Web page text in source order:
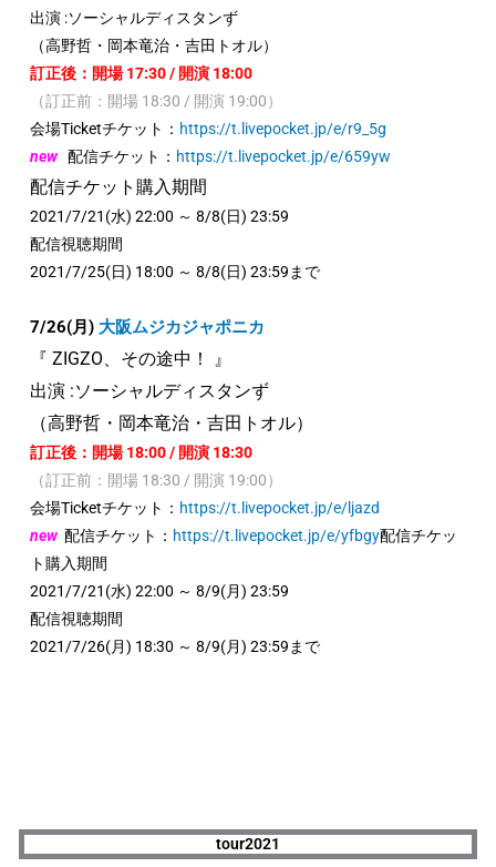
出演 :ソーシャルディスタンず
（高野哲・岡本竜治・吉田トオル）
訂正後：開場 17:30 / 開演 18:00
（訂正前：開場 18:30 / 開演 19:00）
会場Ticketチケット： https://t.livepocket.jp/e/r9_5g
new 配信チケット： https://t.livepocket.jp/e/659yw
配信チケット購入期間
2021/7/21(水) 22:00 ～ 8/8(日) 23:59
配信視聴期間
2021/7/25(日) 18:00 ～ 8/8(日) 23:59まで
7/26(月) 大阪ムジカジャポニカ
『 ZIGZO、その途中！ 』
出演 :ソーシャルディスタンず
（高野哲・岡本竜治・吉田トオル）
訂正後：開場 18:00 / 開演 18:30
（訂正前：開場 18:30 / 開演 19:00）
会場Ticketチケット： https://t.livepocket.jp/e/ljazd
new 配信チケット： https://t.livepocket.jp/e/yfbgy配信チケッ
ト購入期間
2021/7/21(水) 22:00 ～ 8/9(月) 23:59
配信視聴期間
2021/7/26(月) 18:30 ～ 8/9(月) 23:59まで
tour2021